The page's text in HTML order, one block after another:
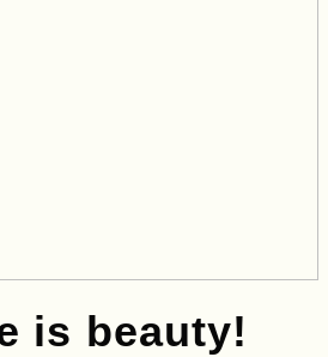
is beauty!